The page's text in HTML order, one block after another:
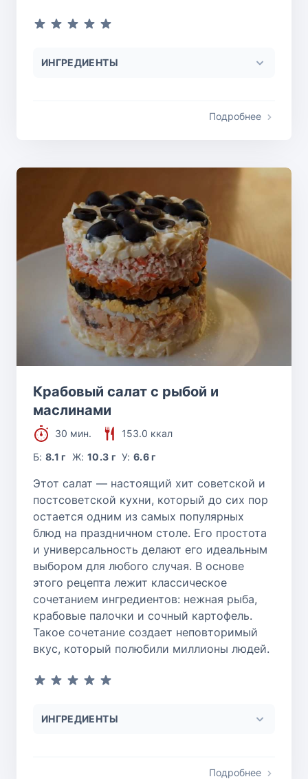
ИНГРЕДИЕНТЫ
Подробнее
Крабовый салат с рыбой и
маслинами
30 мин.
153.0 ккал
Б:8.1 г Ж: 10.3 г У:6.6 г
Этот салат — настоящий хит советской и
постсоветской кухни, который до сих пор
остается одним из самых популярных
блюд на праздничном столе. Его простота
и универсальность делают его идеальным
выбором для любого случая. В основе
этого рецепта лежит классическое
сочетанием ингредиентов: нежная рыба,
крабовые палочки и сочный картофель.
Такое сочетание создает неповторимый
вкус, который полюбили миллионы людей.
ИНГРЕДИЕНТЫ
Подробнее